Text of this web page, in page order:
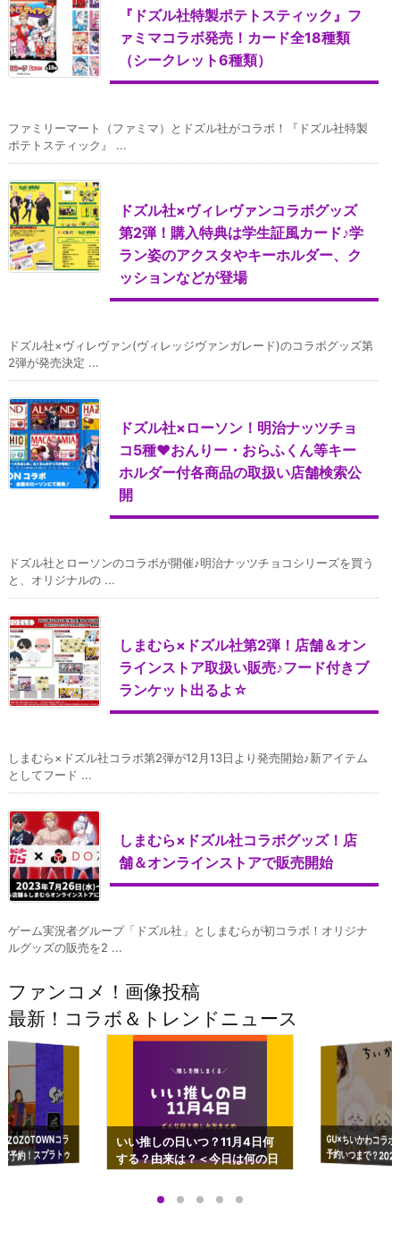
『ドズル社特製ポテトスティック』フ
ァミマコラボ発売！カード全18種類
（シークレット6種類）
ファミリーマート（ファミマ）とドズル社がコラボ！『ドズル社特製
ポテトスティック』 ...
ドズル社×ヴィレヴァンコラボグッズ
第2弾！購入特典は学生証風カード♪学
ラン姿のアクスタやキーホルダー、ク
ッションなどが登場
ドズル社×ヴィレヴァン(ヴィレッジヴァンガレード)のコラボグッズ第
2弾が発売決定 ...
ドズル社×ローソン！明治ナッツチョ
コ5種♥おんりー・おらふくん等キー
ホルダー付各商品の取扱い店舗検索公
開
ドズル社とローソンのコラボが開催♪明治ナッツチョコシリーズを買う
と、オリジナルの ...
しまむら×ドズル社第2弾！店舗＆オン
ラインストア取扱い販売♪フード付きブ
ランケット出るよ☆
しまむら×ドズル社コラボ第2弾が12月13日より発売開始♪新アイテム
としてフード ...
しまむら×ドズル社コラボグッズ！店
舗＆オンラインストアで販売開始
ゲーム実況者グループ「ドズル社」としまむらが初コラボ！オリジナ
ルグッズの販売を2 ...
ファンコメ！画像投稿
最新！コラボ＆トレンドニュース
コラ
予約！スプラトゥ
ップも渋谷Hz
いい推しの日いつ？11月4日何
する？由来は？＜今日は何の日
GU×ちいかわコラ
予約いつまで？
ーチやショルダー